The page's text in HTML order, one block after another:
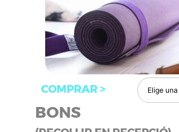
COMPRAR >
BONS